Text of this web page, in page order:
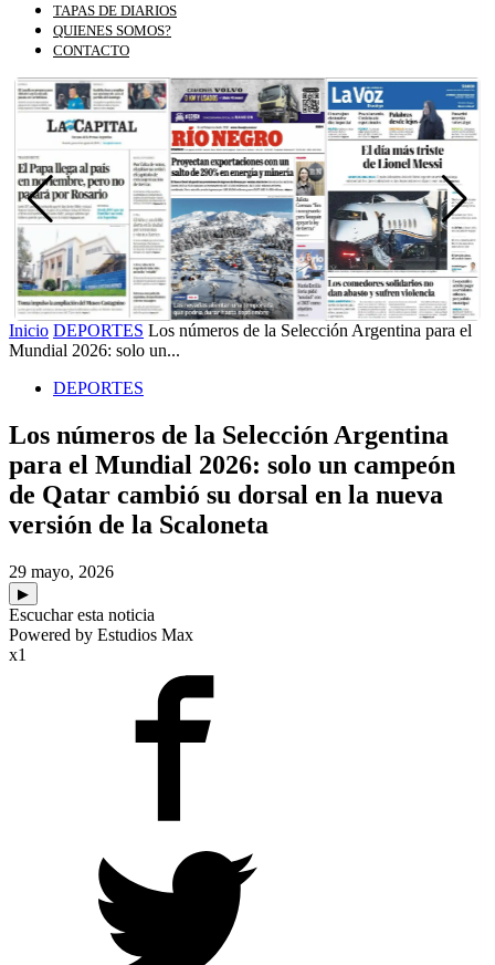
TAPAS DE DIARIOS
QUIENES SOMOS?
CONTACTO
Inicio DEPORTES Los números de la Selección Argentina para el
Mundial 2026: solo un...
DEPORTES
Los números de la Selección Argentina
para el Mundial 2026: solo un campeón
de Qatar cambió su dorsal en la nueva
versión de la Scaloneta
29 mayo, 2026
▶
Escuchar esta noticia
Powered by Estudios Max
x1